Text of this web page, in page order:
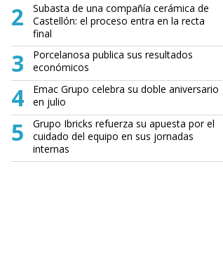
2
Subasta de una compañía cerámica de
Castellón: el proceso entra en la recta
final
3
Porcelanosa publica sus resultados
económicos
4
Emac Grupo celebra su doble aniversario
en julio
5
Grupo Ibricks refuerza su apuesta por el
cuidado del equipo en sus jornadas
internas